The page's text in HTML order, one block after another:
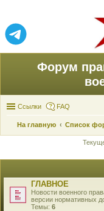
Форум
Ссылки FAQ
На главную
Список
ГЛАВНОЕ
Новости военного
версии нормативных
Темы: 6